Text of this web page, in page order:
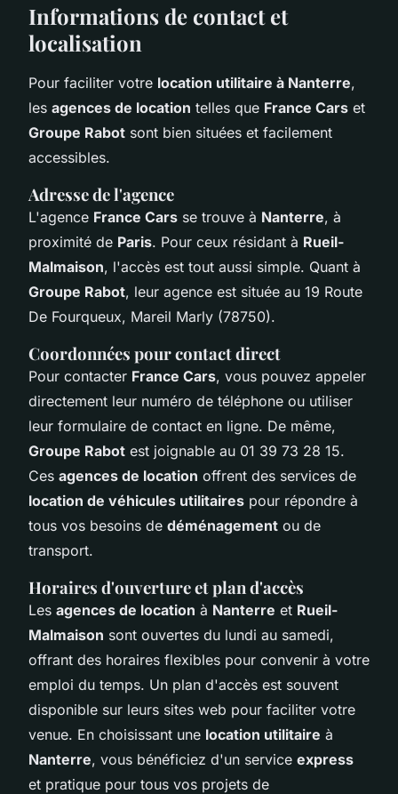
Informations de contact et
localisation
Pour faciliter votre location utilitaire à Nanterre,
les agences de location telles que France Cars et
Groupe Rabot sont bien situées et facilement
accessibles.
Adresse de l'agence
L'agence France Cars se trouve à Nanterre, à
proximité de Paris. Pour ceux résidant à Rueil-
Malmaison, l'accès est tout aussi simple. Quant à
Groupe Rabot, leur agence est située au 19 Route
De Fourqueux, Mareil Marly (78750).
Coordonnées pour contact direct
Pour contacter France Cars, vous pouvez appeler
directement leur numéro de téléphone ou utiliser
leur formulaire de contact en ligne. De même,
Groupe Rabot est joignable au 01 39 73 28 15.
Ces agences de location offrent des services de
location de véhicules utilitaires pour répondre à
tous vos besoins de déménagement ou de
transport.
Horaires d'ouverture et plan d'accès
Les agences de location à Nanterre et Rueil-
Malmaison sont ouvertes du lundi au samedi,
offrant des horaires flexibles pour convenir à votre
emploi du temps. Un plan d'accès est souvent
disponible sur leurs sites web pour faciliter votre
venue. En choisissant une location utilitaire à
Nanterre, vous bénéficiez d'un service express
et pratique pour tous vos projets de